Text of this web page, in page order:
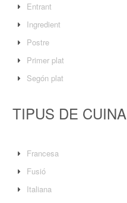
Entrant
Ingredient
Postre
Primer plat
Segón plat
TIPUS DE CUINA
Francesa
Fusió
Italiana